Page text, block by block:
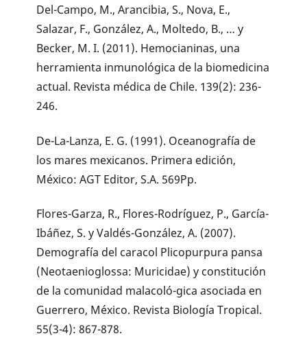
Del-Campo, M., Arancibia, S., Nova, E.,
Salazar, F., González, A., Moltedo, B., … y
Becker, M. I. (2011). Hemocianinas, una
herramienta inmunológica de la biomedicina
actual. Revista médica de Chile. 139(2): 236-
246.
De-La-Lanza, E. G. (1991). Oceanografía de
los mares mexicanos. Primera edición,
México: AGT Editor, S.A. 569Pp.
Flores-Garza, R., Flores-Rodríguez, P., García-
Ibáñez, S. y Valdés-González, A. (2007).
Demografía del caracol Plicopurpura pansa
(Neotaenioglossa: Muricidae) y constitución
de la comunidad malacoló-gica asociada en
Guerrero, México. Revista Biología Tropical.
55(3-4): 867-878.